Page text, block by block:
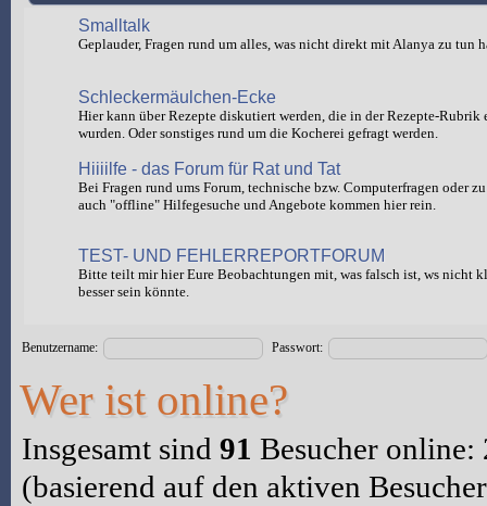
Smalltalk
Geplauder, Fragen rund um alles, was nicht direkt mit Alanya zu tun
Schleckermäulchen-Ecke
Hier kann über Rezepte diskutiert werden, die in der Rezepte-Rubrik
wurden. Oder sonstiges rund um die Kocherei gefragt werden.
Hiiiilfe - das Forum für Rat und Tat
Bei Fragen rund ums Forum, technische bzw. Computerfragen oder
auch "offline" Hilfegesuche und Angebote kommen hier rein.
TEST- UND FEHLERREPORTFORUM
Bitte teilt mir hier Eure Beobachtungen mit, was falsch ist, ws nicht
besser sein könnte.
Benutzername: Passwort:
Wer ist online?
Insgesamt sind 91 Besucher online:
(basierend auf den aktiven